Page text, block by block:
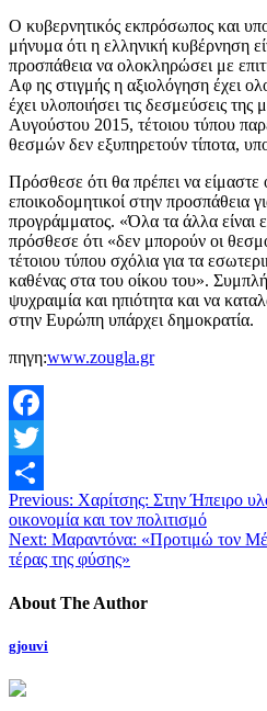
Ο κυβερνητικός εκπρόσωπος και
μήνυμα ότι η ελληνική κυβέρνηση
προσπάθεια να ολοκληρώσει με
Αφ ης στιγμής η αξιολόγηση έχει
έχει υλοποιήσει τις δεσμεύσεις
Αυγούστου 2015, τέτοιου τύπου
θεσμών δεν εξυπηρετούν τίποτα,
Πρόσθεσε ότι θα πρέπει να είμαστε
εποικοδομητικοί στην προσπάθεια
προγράμματος. «Όλα τα άλλα είναι
πρόσθεσε ότι «δεν μπορούν οι
τέτοιου τύπου σχόλια για τα
καθένας στα του οίκου του».
ψυχραιμία και ηπιότητα και να
στην Ευρώπη υπάρχει δημοκρατία.
πηγη:www.zougla.gr
Facebook
Twitter
Μοιραστείτε
Previous: Χαρίτσης: Στην Ήπειρο
οικονομία και τον πολιτισμό
Next: Μαραντόνα: «Προτιμώ τον
τέρας της φύσης»
About The Author
gjouvi